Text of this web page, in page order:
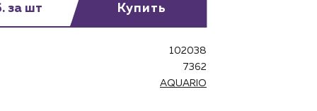
за шт Купить
102038
7362
AQUARIO